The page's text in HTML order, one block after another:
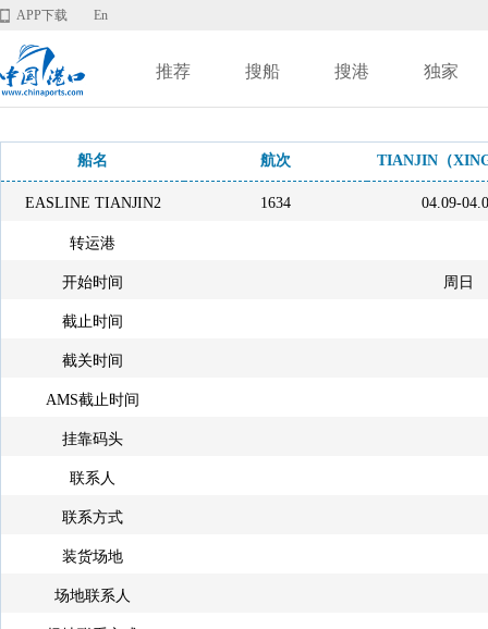
APP下载 En
推荐 搜船 搜港 独家
船名 航次 TIANJIN（
EASLINE TIANJIN2 1634 04.09-
转运港
开始时间 周日
截止时间
截关时间
AMS截止时间
挂靠码头
联系人
联系方式
装货场地
场地联系人